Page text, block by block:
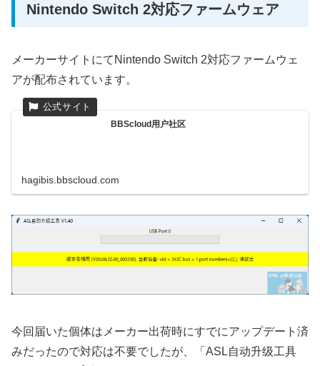
Nintendo Switch 2対応ファームウェア
メーカーサイトにてNintendo Switch 2対応ファームウェ
アが配布されています。
BBScloud用户社区
hagibis.bbscloud.com
今回届いた個体はメーカー出荷時にすでにアップデート済
みだったので対応は不要でしたが、「ASL自动升级工具